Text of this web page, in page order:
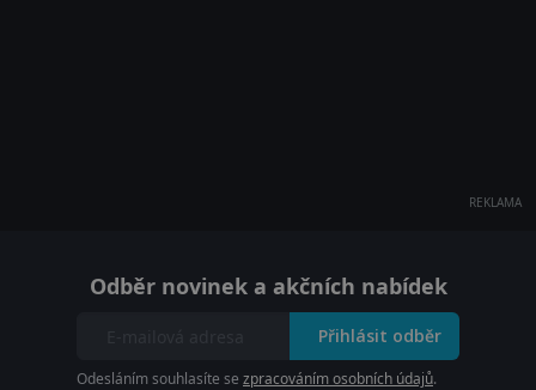
REKLAMA
Odběr novinek a akčních nabídek
Přihlásit odběr
Odesláním souhlasíte se zpracováním osobních údajů.